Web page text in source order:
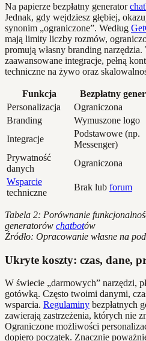
Na papierze bezpłatny generator
Jednak, gdy wejdziesz głębiej,
synonim „ograniczone”. Według
mają limity liczby rozmów,
promują własny branding narzędzia.
zaawansowane integracje, pełną
techniczne na żywo oraz
Funkcja Bezpłatny
Personalizacja
Ograniczona
Branding
Wymuszone logo
Integracje
Podstawowe (np.
Messenger)
Prywatność
danych
Ograniczona
Wsparcie
techniczne
Brak lub forum
Tabela 2: Porównanie
generatorów chatbotów
Źródło: Opracowanie własne na
Ukryte koszty: czas, dane,
W świecie „darmowych” narzędzi,
gotówką. Często twoimi danymi,
wsparcia. Regulaminy bezpłatnych
zawierają zastrzeżenia, których nie
Ograniczone możliwości
dopiero początek. Znacznie